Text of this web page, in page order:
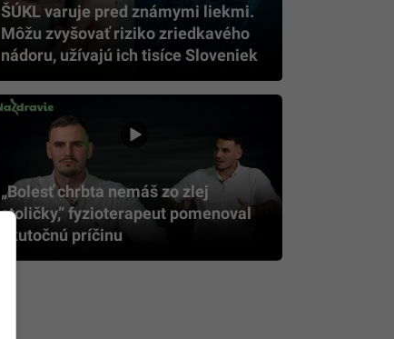
ŠÚKL varuje pred známymi liekmi.
Môžu zvyšovať riziko zriedkavého
nádoru, užívajú ich tisíce Sloveniek
„Bolesť chrbta nemáš zo zlej
stoličky,” fyzioterapeut pomenoval
skutočnú príčinu